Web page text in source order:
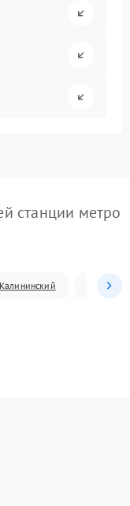
станции метро
Калининский